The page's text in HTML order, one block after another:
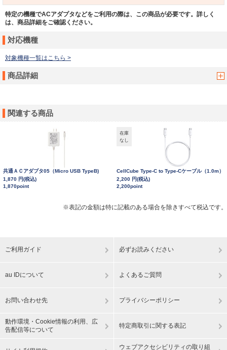
特定の機種でACアダプタなどをご利用の際は、この商品が必要です。詳しく
は、商品詳細をご確認ください。
対応機種
対象機種一覧はこちら >
商品詳細
関連する商品
共通ＡＣアダプタ05（Micro USB TypeB)
1,870 円(税込)
1,870point
在庫
なし
CellCube Type-C to Type-Cケーブル（1.0m）
2,200 円(税込)
2,200point
※表記の金額は特に記載のある場合を除きすべて税込です。
ご利用ガイド 必ずお読みください
au IDについて よくあるご質問
お問い合わせ先 プライバシーポリシー
動作環境・Cookie情報の利用、広
告配信等について
特定商取引に関する表記
ウェブアクセシビリティの取り組